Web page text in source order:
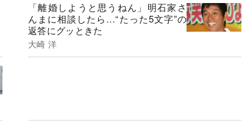
「離婚しようと思うねん」明石家さ
んまに相談したら…“たった5文字”の
返答にグッときた
大崎 洋